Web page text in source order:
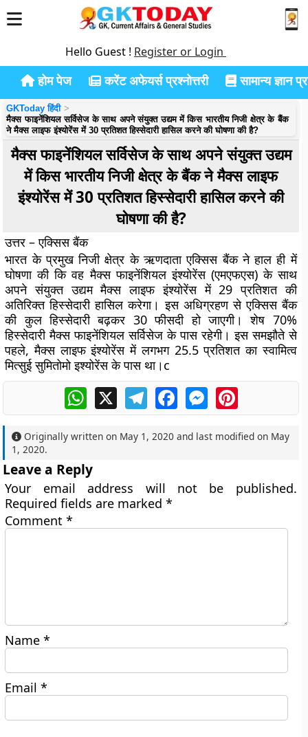
Hello Guest ! Register or Login
होम पेज करेंट अफेयर्स प्रश्नोत्तरी सामान्य ज्ञान
GKToday हिंदी
मैक्स फाइनेंशियल सर्विसेज के साथ अपने संयुक्त उद्यम में किस भारतीय निजी क्षेत्र के बैंक
ने मैक्स लाइफ इंश्योरेंस में 30 प्रतिशत हिस्सेदारी हासिल करने की घोषणा की है?
मैक्स फाइनेंशियल सर्विसेज के साथ अपने संयुक्त उद्यम
में किस भारतीय निजी क्षेत्र के बैंक ने मैक्स लाइफ
इंश्योरेंस में 30 प्रतिशत हिस्सेदारी हासिल करने की
घोषणा की है?
उत्तर – एक्सिस बैंक
भारत के प्रमुख निजी क्षेत्र के ऋणदाता एक्सिस बैंक ने हाल ही में
घोषणा की कि वह मैक्स फाइनेंशियल इंश्योरेंस (एमएफएस) के साथ
अपने संयुक्त उद्यम मैक्स लाइफ इंश्योरेंस में 29 प्रतिशत की
अतिरिक्त हिस्सेदारी हासिल करेगा। इस अधिग्रहण से एक्सिस बैंक
की कुल हिस्सेदारी बढ़कर 30 फीसदी हो जाएगी। शेष 70%
हिस्सेदारी मैक्स फाइनेंशियल सर्विसेज के पास रहेगी। इस समझौते से
पहले, मैक्स लाइफ इंश्योरेंस में लगभग 25.5 प्रतिशत का स्वामित्व
मित्सुई सुमितोमो इश्योरेंस के पास था।c
WhatsApp
X TelegramFacebookMessengerPinterest
Originally written on May 1, 2020 and last modified on May
1, 2020.
Leave a Reply
Your email address will not be published.
Required fields are marked*
Comment*
Name*
Email*